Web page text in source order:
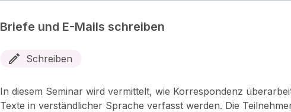
Briefe und E-Mails schreiben
Schreiben
In diesem Seminar wird vermittelt, wie Korrespondenz
Texte in verständlicher Sprache verfasst werden. Die